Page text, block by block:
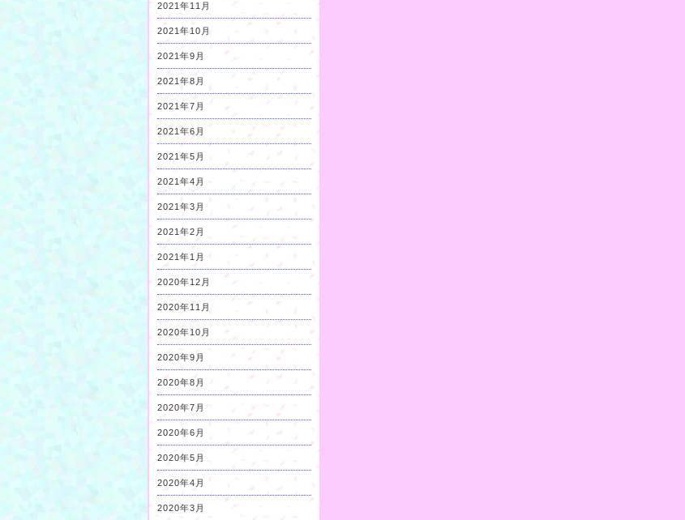
2021年11月
2021年10月
2021年9月
2021年8月
2021年7月
2021年6月
2021年5月
2021年4月
2021年3月
2021年2月
2021年1月
2020年12月
2020年11月
2020年10月
2020年9月
2020年8月
2020年7月
2020年6月
2020年5月
2020年4月
2020年3月